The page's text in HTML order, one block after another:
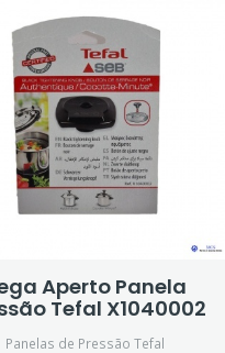
Aperto Panela
Tefal X1040002
Panelas de Pressão Tefal